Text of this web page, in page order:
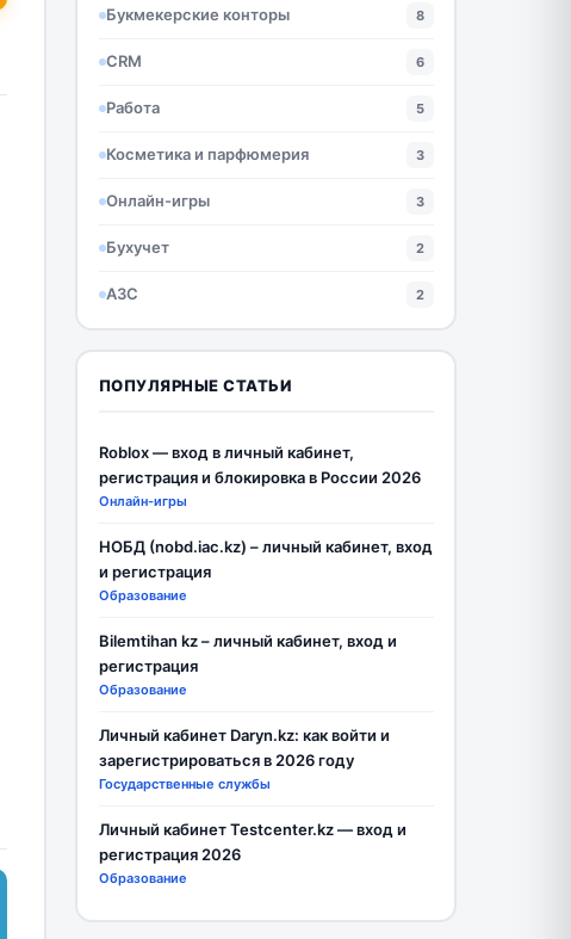
Букмекерские конторы 8
CRM 6
Работа 5
Косметика и парфюмерия 3
Онлайн-игры 3
Бухучет 2
АЗС 2
ПОПУЛЯРНЫЕ СТАТЬИ
Roblox — вход в личный кабинет,
регистрация и блокировка в России 2026
Онлайн-игры
НОБД (nobd.iac.kz) – личный кабинет, вход
и регистрация
Образование
Bilemtihan kz – личный кабинет, вход и
регистрация
Образование
Личный кабинет Daryn.kz: как войти и
зарегистрироваться в 2026 году
Государственные службы
Личный кабинет Testcenter.kz — вход и
регистрация 2026
Образование